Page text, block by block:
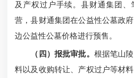
及产权过户手续。县财通集团
营，县财通集团在公益性公墓政
边公益性公墓价格进行预售。
（四）报批审批。 根据笔山
料以及收购转让、产权过户等材